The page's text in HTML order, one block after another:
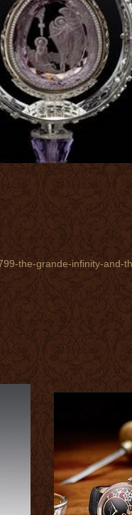
the-grande-infinity-and-